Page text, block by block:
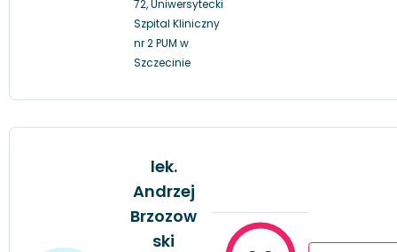
72, Uniwersytecki
Szpital Kliniczny
nr 2 PUM w
Szczecinie
lek.
Andrzej
Brzozow
ski